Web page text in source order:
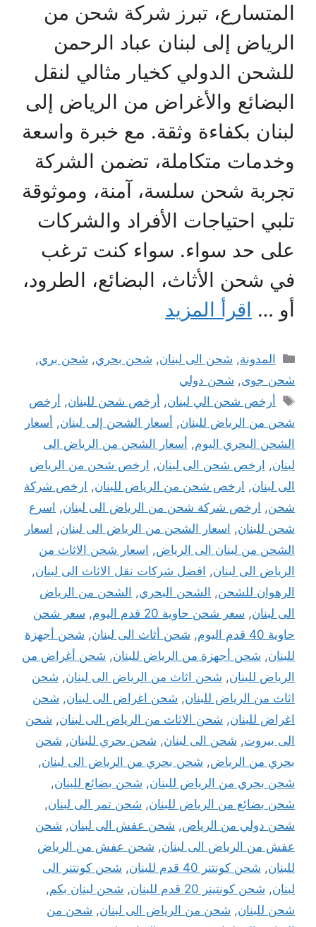
المتسارع، تبرز شركة شحن من
الرياض إلى لبنان عباد الرحمن
للشحن الدولي كخيار مثالي لنقل
البضائع والأغراض من الرياض إلى
لبنان بكفاءة وثقة. مع خبرة واسعة
وخدمات متكاملة، تضمن الشركة
تجربة شحن سلسة، آمنة، وموثوقة
تلبي احتياجات الأفراد والشركات
على حد سواء. سواء كنت ترغب
في شحن الأثاث، البضائع، الطرود،
أو … اقرأ المزيد
التصنيفات
المدونة, شحن الى لبنان, شحن بحري, شحن بري,
شحن جوى, شحن دولي
الوسوم
أرخص شحن الي لبنان, أرخص شحن للبنان, أرخص
شحن من الرياض للبنان, أسعار الشحن إلى لبنان, أسعار
الشحن البحري اليوم, أسعار الشحن من الرياض الى
لبنان, ارخص شحن الى لبنان, ارخص شحن من الرياض
الى لبنان, ارخص شحن من الرياض للبنان, ارخص شركة
شحن, ارخص شركة شحن من الرياض الى لبنان, اسرع
شحن للبنان, اسعار الشحن من الرياض الى لبنان, اسعار
الشحن من لبنان الى الرياض, اسعار شحن الاثاث من
الرياض الى لبنان, افضل شركات نقل الاثاث الى لبنان,
الرهوان للشحن, الشحن البحري, الشحن من الرياض
الى لبنان, سعر شحن حاوية 20 قدم اليوم , سعر شحن
حاوية 40 قدم اليوم
, شحن أثاث الى لبنان, شحن أجهزة
للبنان, شحن أجهزة من الرياض للبنان, شحن أغراض من
الرياض للبنان, شحن اثاث من الرياض الى لبنان, شحن
اثاث من الرياض للبنان, شحن اغراض الى لبنان, شحن
اغراض للبنان, شحن الاثاث من الرياض الى لبنان, شحن
الى بيروت, شحن الى لبنان, شحن بحري للبنان, شحن
بحري من الرياض, شحن بحري من الرياض الى لبنان,
شحن بحري من الرياض للبنان, شحن بضائع للبنان,
شحن بضائع من الرياض للبنان, شحن تمر الى لبنان,
شحن دولي من الرياض, شحن عفش الى لبنان, شحن
عفش من الرياض الى لبنان, شحن عفش من الرياض
للبنان, شحن كونتنر 40 قدم للبنان , شحن كونتنر الى
لبنان, شحن كونتينر 20 قدم للبنان , شحن لبنان بكم,
شحن للبنان, شحن من الرياض الى لبنان, شحن من